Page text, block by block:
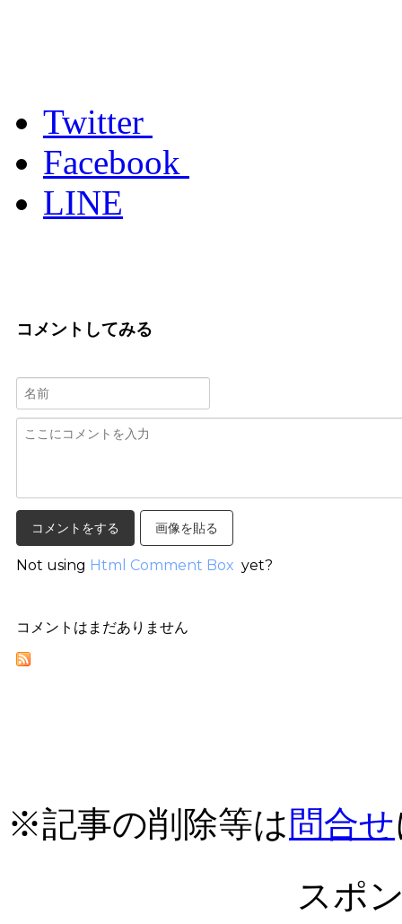
Twitter
Facebook
LINE
コメントしてみる
画像を貼る
Not using Html Comment Box yet?
コメントはまだありません
※記事の削除等は 問合せ
スポ